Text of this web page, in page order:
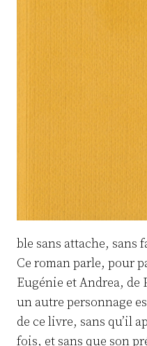
ble sans attache, sans
Ce roman parle, pour
Eugénie et Andrea, de
un autre personnage
de ce livre, sans qu’il
fois, et sans que son